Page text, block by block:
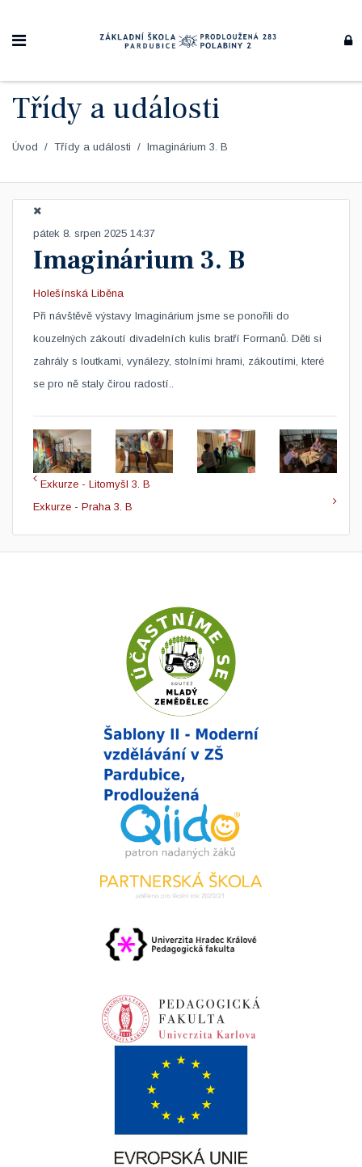
Třídy a události
Úvod Třídy a události Imaginárium 3. B
pátek 8. srpen 2025 14:37
Imaginárium 3. B
Holešínská Liběna
​Při návštěvě výstavy Imaginárium jsme se ponořili do
kouzelných zákoutí divadelních kulis bratří Formanů. Děti si
zahrály s loutkami, vynálezy, stolními hrami, zákoutími, které
se pro ně staly čirou radostí..
Exkurze - Litomyšl 3. B
Exkurze - Praha 3. B